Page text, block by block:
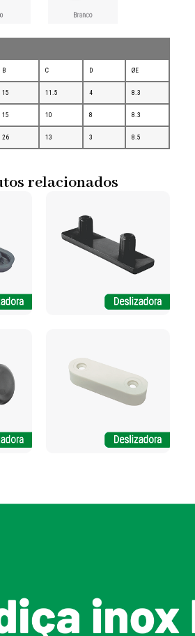
B C D ØE
15 11.5 4 8.3
15 10 8 8.3
26 13 3 8.5
relacionados